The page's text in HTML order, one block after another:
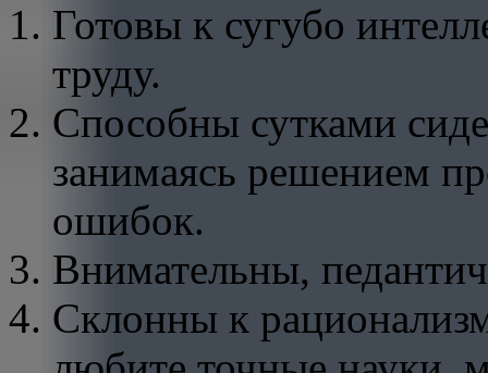
Готовы к сугубо
труду.
Способны сутками
занимаясь решением
ошибок.
Внимательны,
Склонны к